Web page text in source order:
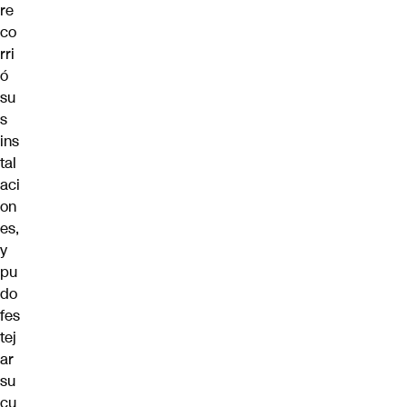
re
co
rri
ó
su
s
ins
tal
aci
on
es,
y
pu
do
fes
tej
ar
su
cu